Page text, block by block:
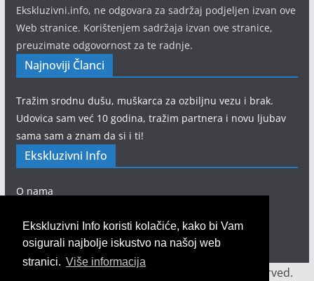
Ekskluzivni Info koristi kolačiće, kako bi Vam
osigurali najbolje iskustvo na našoj web
stranici. Više informacija
Ekskluzivni.info, ne odgovara za sadržaj podjeljen izvan ove
Web stranice. Korištenjem sadržaja izvan ove stranice,
preuzimate odgovornost za te radnje.
Najnoviji Članci
Tražim srodnu dušu, muškarca za ozbiljnu vezu i brak.
Udovica sam već 10 godina, tražim partnera i novu ljubav
sama sam a znam da si i ti!
Ekskluzivni Info
O nama
Kontakt obrazac
Ekskluzivni info . All rights reserved.